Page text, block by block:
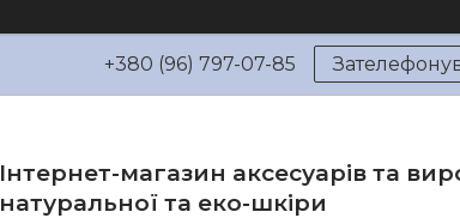
+380 (96) 797-07-85
Інтернет-магазин аксесуарів та
натуральної та еко-шкіри